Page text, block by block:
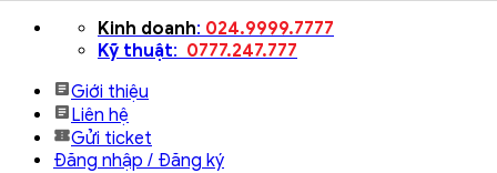
dung
Kinh doanh: 024.9999.7777
Kỹ thuật: 0777.247.777
Giới thiệu
Liên hệ
Gửi ticket
Đăng nhập / Đăng ký